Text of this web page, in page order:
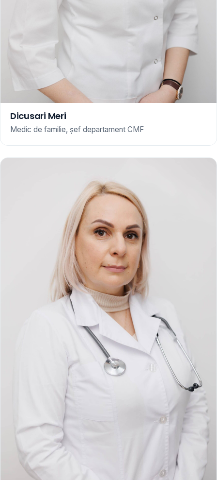
Dicusari Meri
Medic de familie, șef departament CMF